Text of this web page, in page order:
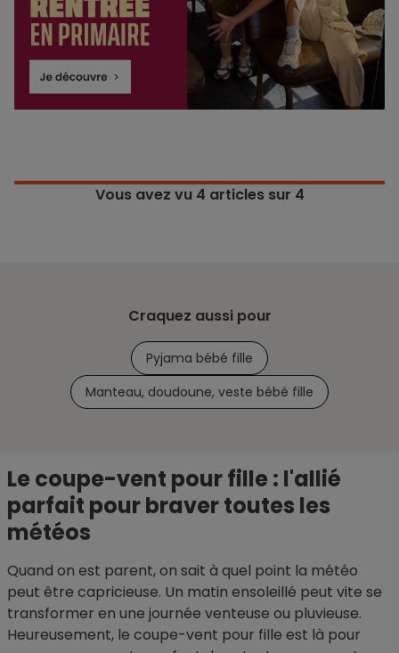
Vous avez vu 4 articles sur 4
Craquez aussi pour
Pyjama bébé fille
Manteau, doudoune, veste bébé fille
Le coupe-vent pour fille : l'allié
parfait pour braver toutes les
météos
Quand on est parent, on sait à quel point la météo
peut être capricieuse. Un matin ensoleillé peut vite se
transformer en une journée venteuse ou pluvieuse.
Heureusement, le coupe-vent pour fille est là pour